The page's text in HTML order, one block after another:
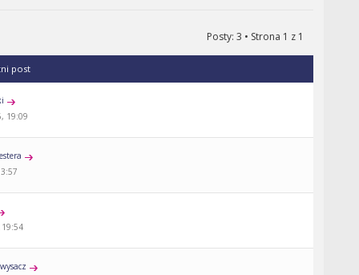
Posty: 3 • Strona 1 z 1
post
19:09